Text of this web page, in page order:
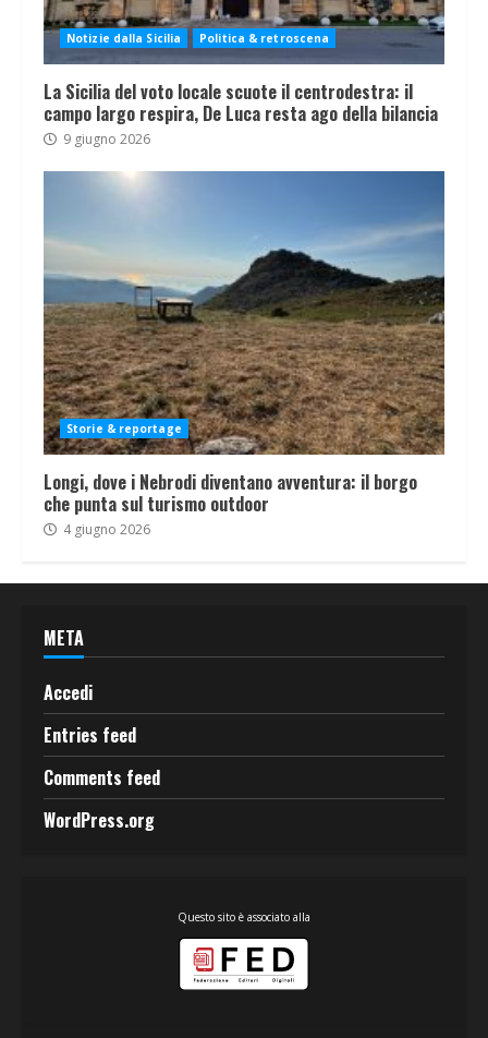
Notizie dalla Sicilia Politica & retroscena
La Sicilia del voto locale scuote il centrodestra: il
campo largo respira, De Luca resta ago della bilancia
9 giugno 2026
Storie & reportage
Longi, dove i Nebrodi diventano avventura: il borgo
che punta sul turismo outdoor
4 giugno 2026
META
Accedi
Entries feed
Comments feed
WordPress.org
Questo sito è associato alla